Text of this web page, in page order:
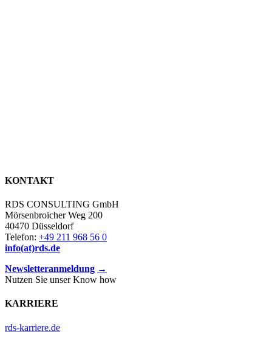
KONTAKT
RDS CONSULTING GmbH
Mörsenbroicher Weg 200
40470 Düsseldorf
Telefon: +49 211 968 56 0
info(at)rds.de
Newsletteranmeldung →
Nutzen Sie unser Know how
KARRIERE
rds-karriere.de